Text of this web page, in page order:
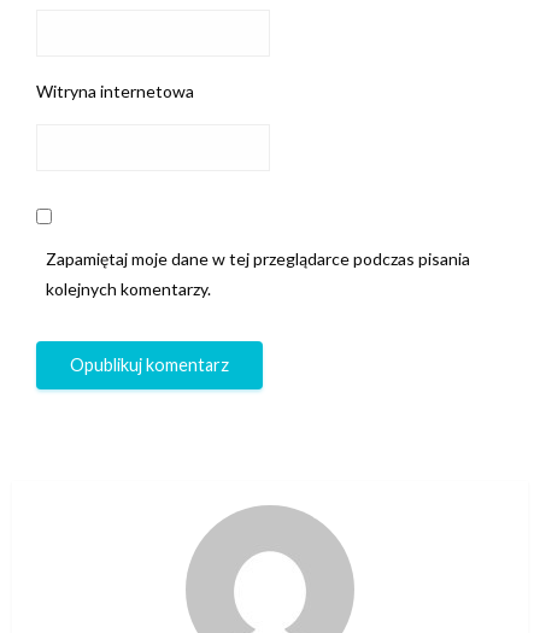
Witryna internetowa
Zapamiętaj moje dane w tej przeglądarce podczas pisania
kolejnych komentarzy.